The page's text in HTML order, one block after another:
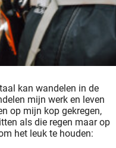
kan wandelen in de
mijn werk en leven
op mijn kop gekregen,
als die regen maar op
het leuk te houden: